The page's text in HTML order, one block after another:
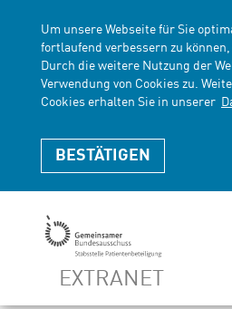
Um unsere Webseite für Sie
fortlaufend verbessern zu
Durch die weitere Nutzung der
Verwendung von Cookies zu.
Cookies erhalten Sie in unserer
BESTÄTIGEN
EXTRANET